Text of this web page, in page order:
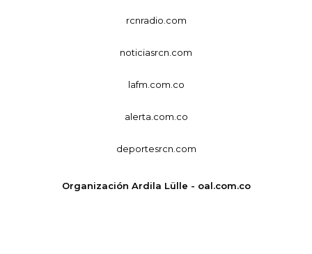
rcnradio.com
noticiasrcn.com
lafm.com.co
alerta.com.co
deportesrcn.com
Organización Ardila Lülle - oal.com.co